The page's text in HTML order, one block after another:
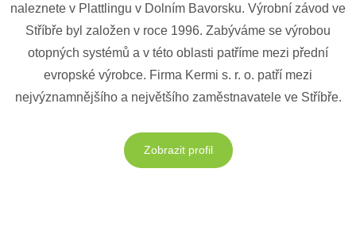
naleznete v Plattlingu v Dolním Bavorsku. Výrobní závod ve
Stříbře byl založen v roce 1996. Zabýváme se výrobou
otopných systémů a v této oblasti patříme mezi přední
evropské výrobce. Firma Kermi s. r. o. patří mezi
nejvýznamnějšího a největšího zaměstnavatele ve Stříbře.
Zobrazit profil